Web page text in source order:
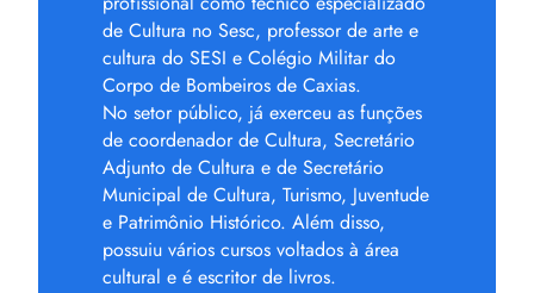
de Cultura no Sesc, professor de arte e
cultura do SESI e Colégio Militar do
Corpo de Bombeiros de Caxias.
No setor público, já exerceu as funções
de coordenador de Cultura, Secretário
Adjunto de Cultura e de Secretário
Municipal de Cultura, Turismo, Juventude
e Patrimônio Histórico. Além disso,
possuiu vários cursos voltados à área
cultural e é escritor de livros.